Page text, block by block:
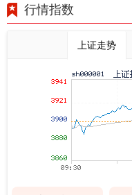
行情指数
上证走势